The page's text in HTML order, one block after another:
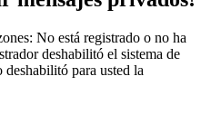
No está registrado o no ha
deshabilitó el sistema de
deshabilitó para usted la